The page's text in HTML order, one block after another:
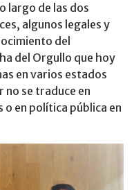
largo de las dos
algunos legales y
del
del Orgullo que hoy
en varios estados
no se traduce en
en política pública en